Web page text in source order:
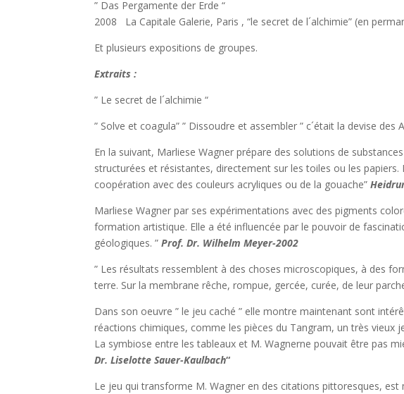
” Das Pergamente der Erde “
2008 La Capitale Galerie, Paris , “le secret de l´alchimie” (en
Et plusieurs expositions de groupes.
Extraits :
” Le secret de l´alchimie “
” Solve et coagula” ” Dissoudre et assembler ” c´était la devise des
En la suivant, Marliese Wagner prépare des solutions de
structurées et résistantes, directement sur les toiles ou les
coopération avec des couleurs acryliques ou de la gouache”
Marliese Wagner par ses expérimentations avec des pigments
formation artistique. Elle a été influencée par le pouvoir de
géologiques. ”Prof. Dr. Wilhelm Meyer-2002
” Les résultats ressemblent à des choses microscopiques, à des
terre. Sur la membrane rêche, rompue, gercée, curée, de leur
Dans son oeuvre ” le jeu caché ” elle montre maintenant sont
réactions chimiques, comme les pièces du Tangram, un très vieux
La symbiose entre les tableaux et M. Wagnerne pouvait être pas
Dr. Liselotte Sauer-Kaulbach“
Le jeu qui transforme M. Wagner en des citations pittoresques,